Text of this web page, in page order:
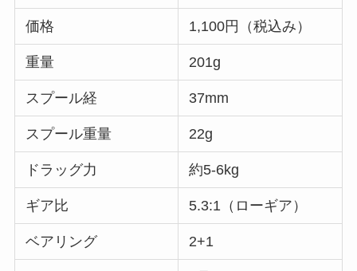
価格 1,100円（税込み）
重量 201g
スプール経 37mm
スプール重量 22g
ドラッグ力 約5-6kg
ギア比 5.3:1（ローギア）
ベアリング 2+1